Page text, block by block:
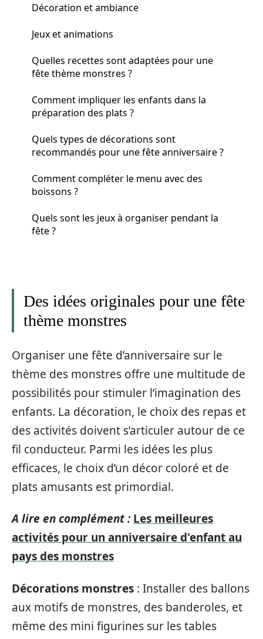
Décoration et ambiance
Jeux et animations
Quelles recettes sont adaptées pour une
fête thème monstres ?
Comment impliquer les enfants dans la
préparation des plats ?
Quels types de décorations sont
recommandés pour une fête anniversaire ?
Comment compléter le menu avec des
boissons ?
Quels sont les jeux à organiser pendant la
fête ?
Des idées originales pour une fête
thème monstres
Organiser une fête d’anniversaire sur le
thème des monstres offre une multitude de
possibilités pour stimuler l’imagination des
enfants. La décoration, le choix des repas et
des activités doivent s’articuler autour de ce
fil conducteur. Parmi les idées les plus
efficaces, le choix d’un décor coloré et de
plats amusants est primordial.
A lire en complément : Les meilleures
activités pour un anniversaire d'enfant au
pays des monstres
Décorations monstres : Installer des ballons
aux motifs de monstres, des banderoles, et
même des mini figurines sur les tables